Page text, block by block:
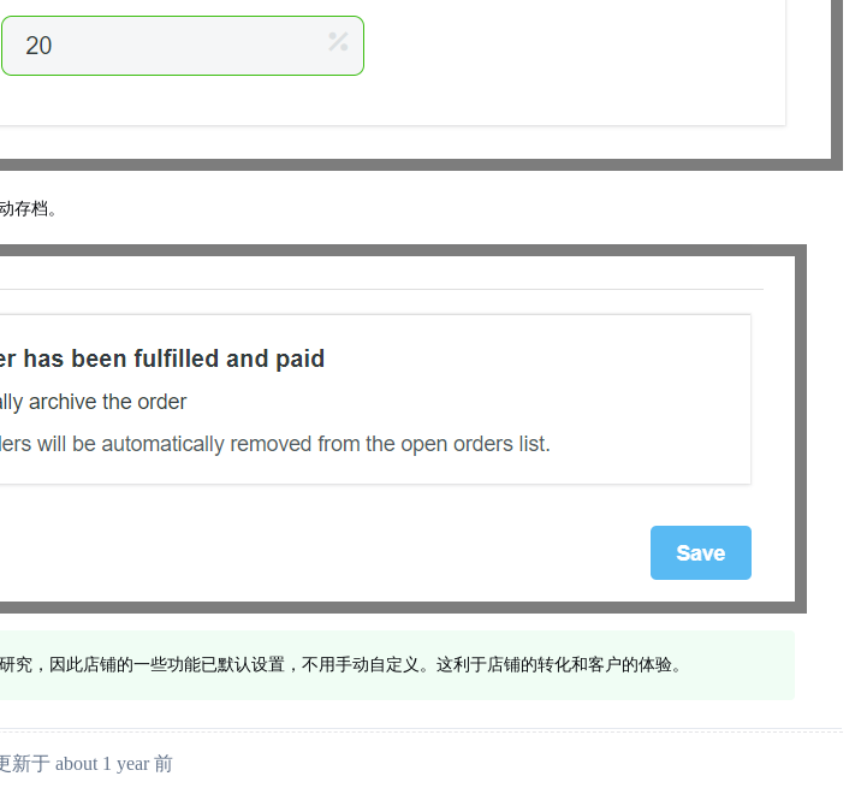
存档。
究，因此店铺的一些功能已默认设置，不用手动自定义。这利于店铺的转化和客户的体验。
新于 about 1 year 前